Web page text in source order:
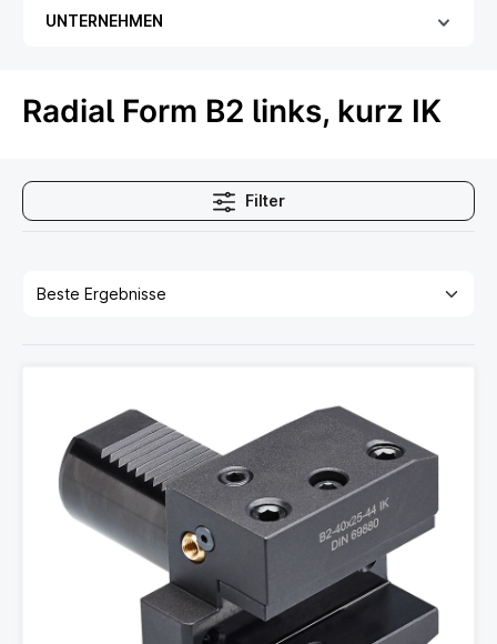
UNTERNEHMEN
Radial Form B2 links, kurz IK
Filter